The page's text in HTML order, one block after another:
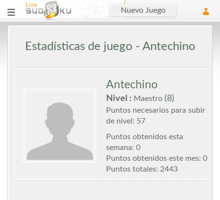
Nuevo Juego
Estadísticas de juego - Antechino
Antechino
Nivel : Maestro (8)
Puntos necesarios para subir
de nivel: 57
Puntos obtenidos esta
semana: 0
Puntos obtenidos este mes: 0
Puntos totales: 2443